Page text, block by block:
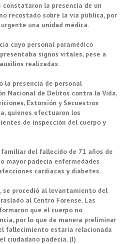
constataron la presencia de un
recostado sobre la vía pública, por
una unidad médica.
cuyo personal paramédico
signos vitales, pese a
realizadas.
la presencia de personal
Nacional de Delitos contra la Vida,
Extorsión y Secuestros
quienes efectuaron los
de inspección del cuerpo y
del fallecido de 71 años de
mayor padecía enfermedades
cardíacas y diabetes.
se procedió al levantamiento del
al Centro Forense. Las
que el cuerpo no
por lo que de manera preliminar
fallecimiento estaría relacionada
ciudadano padecía. (I)